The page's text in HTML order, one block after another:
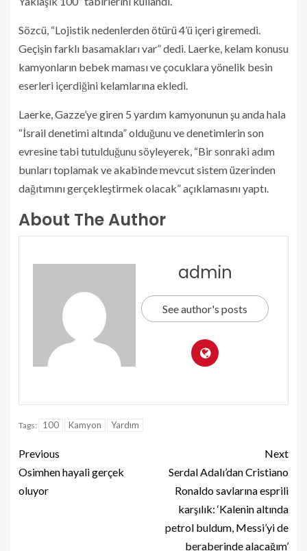
Sözcü, “Lojistik nedenlerden ötürü 4’ü içeri giremedi.
Geçişin farklı basamakları var” dedi. Laerke, kelam konusu
kamyonların bebek maması ve çocuklara yönelik besin
eserleri içerdiğini kelamlarına ekledi.
Laerke, Gazze’ye giren 5 yardım kamyonunun şu anda hala
“İsrail denetimi altında” olduğunu ve denetimlerin son
evresine tabi tutulduğunu söyleyerek, “Bir sonraki adım
bunları toplamak ve akabinde mevcut sistem üzerinden
dağıtımını gerçekleştirmek olacak” açıklamasını yaptı.
About The Author
admin
See author's posts
Tags: 100 Kamyon Yardım
Previous
Osimhen hayali gerçek
oluyor
Next
Serdal Adalı’dan Cristiano
Ronaldo savlarına esprili
karşılık: ‘Kalenin altında
petrol buldum, Messi’yi de
beraberinde alacağım’